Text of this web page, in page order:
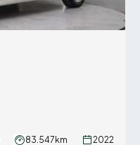
83.547km 2022